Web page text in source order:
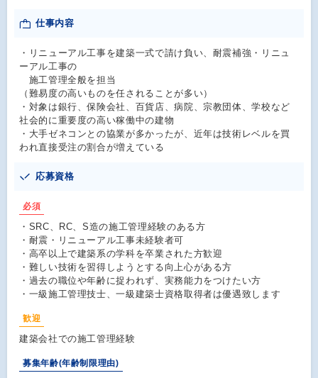
仕事内容
・リニューアル工事を建築一式で請け負い、耐震補強・リニュ
ーアル工事の
施工管理全般を担当
（難易度の高いものを任されることが多い）
・対象は銀行、保険会社、百貨店、病院、宗教団体、学校など
社会的に重要度の高い稼働中の建物
・大手ゼネコンとの協業が多かったが、近年は技術レベルを買
われ直接受注の割合が増えている
応募資格
必須
・SRC、RC、S造の施工管理経験のある方
・耐震・リニューアル工事未経験者可
・高卒以上で建築系の学科を卒業された方歓迎
・難しい技術を習得しようとする向上心がある方
・過去の職位や年齢に捉われず、実務能力をつけたい方
・一級施工管理技士、一級建築士資格取得者は優遇致します
歓迎
建築会社での施工管理経験
募集年齢(年齢制限理由)